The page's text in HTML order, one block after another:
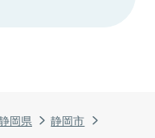
岡県
静岡市